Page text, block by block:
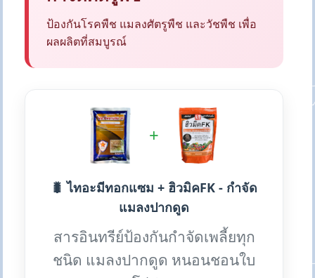
ป้องกันโรคพืช แมลงศัตรูพืช และวัชพืช เพื่อ
ผลผลิตที่สมบูรณ์
+
🐛 ไทอะมีทอกแซม + ฮิวมิคFK - กำจัด
แมลงปากดูด
สารอินทรีย์ป้องกันกำจัดเพลี้ยทุก
ชนิด แมลงปากดูด หนอนชอนใบ